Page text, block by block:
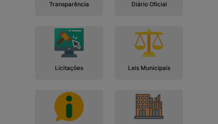
Transparência Diário Oficial
Licitações Leis Municipais